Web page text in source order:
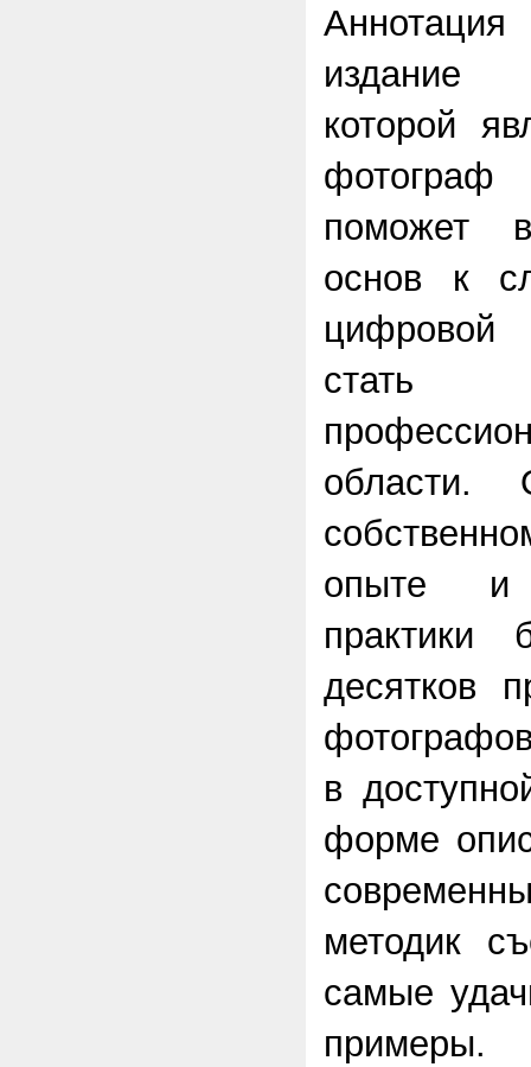
Аннотация
издание
которой
фотограф
поможет
основ к
стать
области.
опыте и
практики
десятков
в
форме
методик
самые